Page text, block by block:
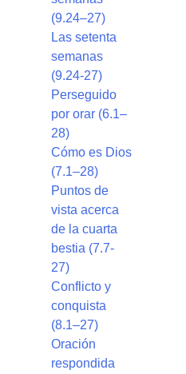
(9.24–27)
Las setenta
semanas
(9.24-27)
Perseguido
por orar (6.1–
28)
Cómo es Dios
(7.1–28)
Puntos de
vista acerca
de la cuarta
bestia (7.7-
27)
Conflicto y
conquista
(8.1–27)
Oración
respondida